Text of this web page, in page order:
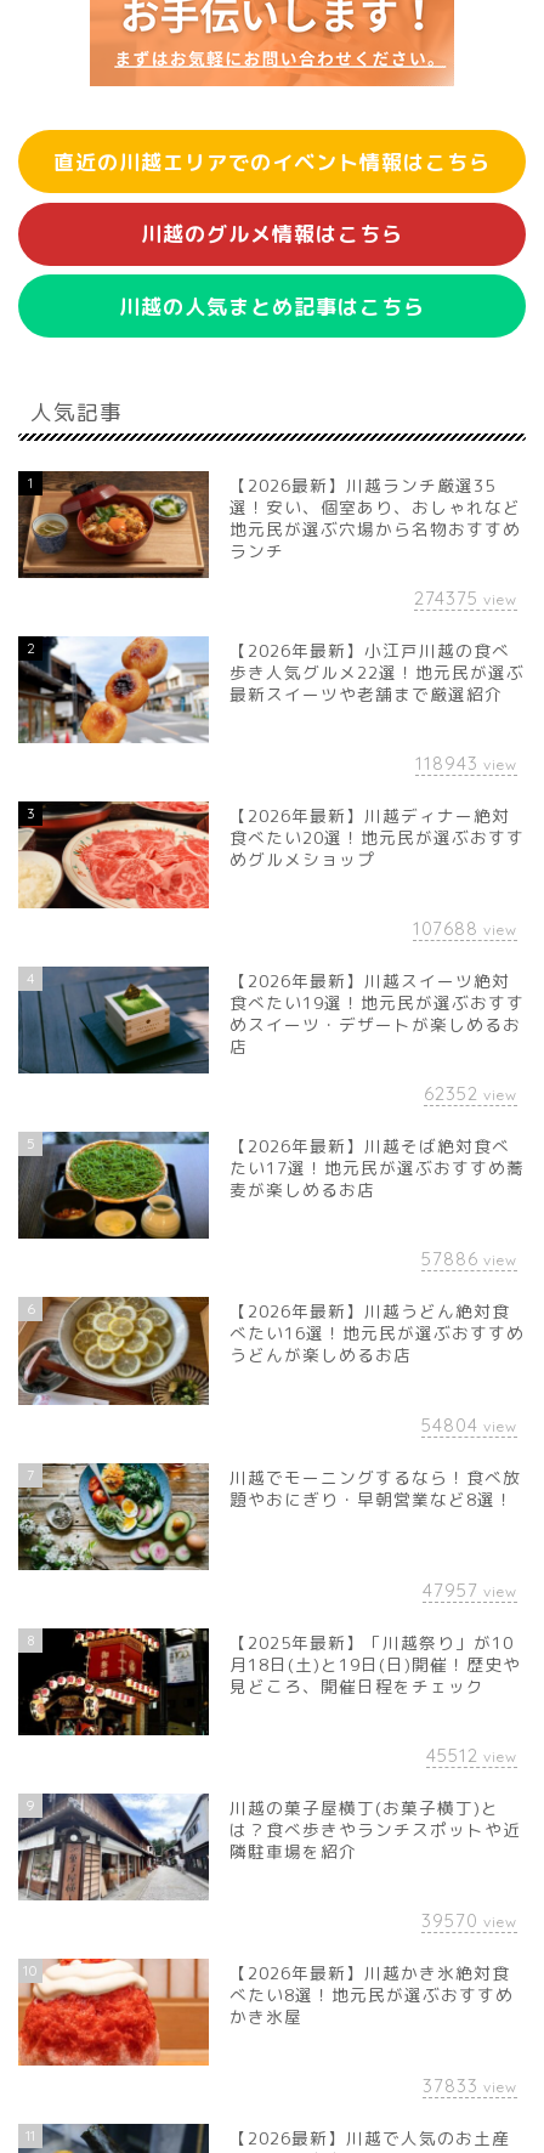
直近の川越エリアでのイベント情報はこちら
川越のグルメ情報はこちら
川越の人気まとめ記事はこちら
人気記事
1
【2026最新】川越ランチ厳選35
選！安い、個室あり、おしゃれなど
地元民が選ぶ穴場から名物おすすめ
ランチ
274375 view
2
【2026年最新】小江戸川越の食べ
歩き人気グルメ22選！地元民が選ぶ
最新スイーツや老舗まで厳選紹介
118943 view
3
【2026年最新】川越ディナー絶対
食べたい20選！地元民が選ぶおすす
めグルメショップ
107688 view
4
【2026年最新】川越スイーツ絶対
食べたい19選！地元民が選ぶおすす
めスイーツ・デザートが楽しめるお
店
62352 view
5
【2026年最新】川越そば絶対食べ
たい17選！地元民が選ぶおすすめ蕎
麦が楽しめるお店
57886 view
6
【2026年最新】川越うどん絶対食
べたい16選！地元民が選ぶおすすめ
うどんが楽しめるお店
54804 view
7
川越でモーニングするなら！食べ放
題やおにぎり・早朝営業など8選！
47957 view
8
【2025年最新】「川越祭り」が10
月18日(土)と19日(日)開催！歴史や
見どころ、開催日程をチェック
45512 view
9
川越の菓子屋横丁(お菓子横丁)と
は？食べ歩きやランチスポットや近
隣駐車場を紹介
39570 view
10
【2026年最新】川越かき氷絶対食
べたい8選！地元民が選ぶおすすめ
かき氷屋
37833 view
11
【2026最新】川越で人気のお土産